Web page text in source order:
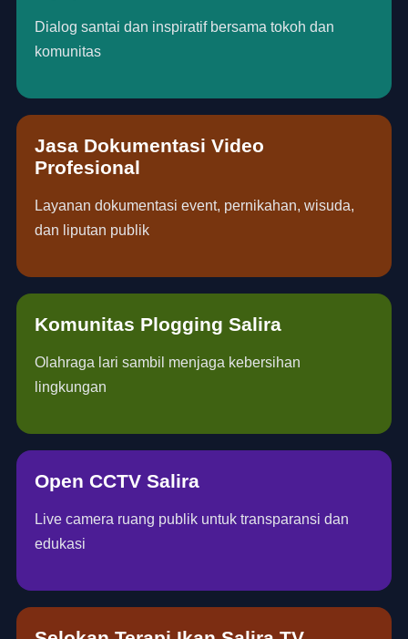
Dialog santai dan inspiratif bersama tokoh dan
komunitas
Jasa Dokumentasi Video
Profesional
Layanan dokumentasi event, pernikahan, wisuda,
dan liputan publik
Komunitas Plogging Salira
Olahraga lari sambil menjaga kebersihan
lingkungan
Open CCTV Salira
Live camera ruang publik untuk transparansi dan
edukasi